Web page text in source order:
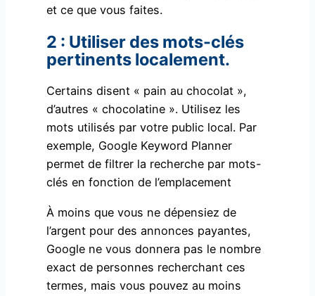
et ce que vous faites.
2 : Utiliser des mots-clés
pertinents localement.
Certains disent « pain au chocolat »,
d’autres « chocolatine ». Utilisez les
mots utilisés par votre public local. Par
exemple, Google Keyword Planner
permet de filtrer la recherche par mots-
clés en fonction de l’emplacement
À moins que vous ne dépensiez de
l’argent pour des annonces payantes,
Google ne vous donnera pas le nombre
exact de personnes recherchant ces
termes, mais vous pouvez au moins